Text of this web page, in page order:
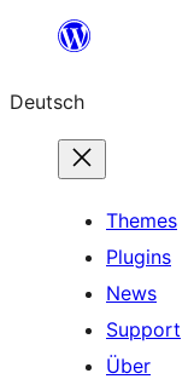
springen
Deutsch
Themes
Plugins
News
Support
Über